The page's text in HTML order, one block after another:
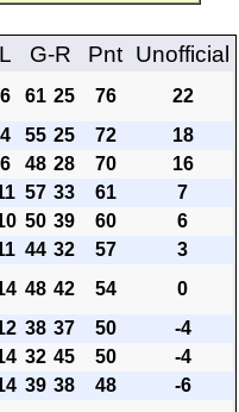
L G-R Pnt Unofficial
6 61 25 76
22
4 55 25 72
18
6 48 28 70
16
57 33 61
7
50 39 60
6
44 32 57
3
48 42 54
0
38 37 50
-4
32 45 50
-4
39 38 48
-6